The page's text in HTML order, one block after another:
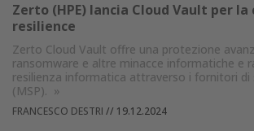
Zerto (HPE) lancia Cloud Vault per la
resilience
Zerto Cloud Vault offre una protezione
ransomware e altre minacce informatiche e
resilienza informatica attraverso i fornitori di
(MSP). »
FRANCESCO DESTRI // 19.12.2024